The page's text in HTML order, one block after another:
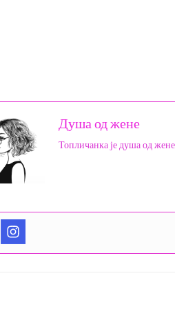
Душа од жене
Топличанка је душа од